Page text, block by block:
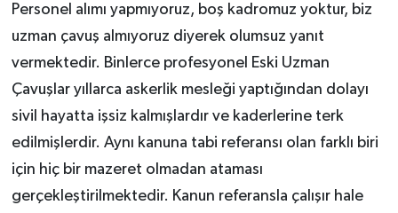
Personel alımı yapmıyoruz, boş kadromuz yoktur, biz
uzman çavuş almıyoruz diyerek olumsuz yanıt
vermektedir. Binlerce profesyonel Eski Uzman
Çavuşlar yıllarca askerlik mesleği yaptığından dolayı
sivil hayatta işsiz kalmışlardır ve kaderlerine terk
edilmişlerdir. Aynı kanuna tabi referansı olan farklı biri
için hiç bir mazeret olmadan ataması
gerçekleştirilmektedir. Kanun referansla çalışır hale